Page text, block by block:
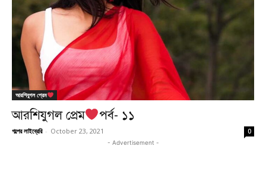
আরশিযুগল প্রেম
আরশিযুগল প্রেম পর্ব- ১১
গল্পের লাইব্রেরি - October 23, 2021 0
- Advertisement -